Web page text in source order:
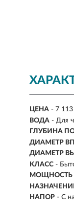
ЦЕНА - 7 113
ВОДА - Для
ГЛУБИНА
ДИАМЕТР
ДИАМЕТР
КЛАСС -
МОЩНОСТЬ
НАПОР - С